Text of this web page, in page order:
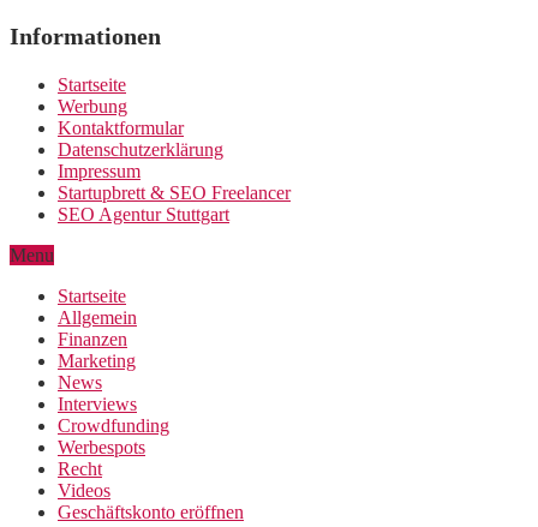
Informationen
Startseite
Werbung
Kontaktformular
Datenschutzerklärung
Impressum
Startupbrett & SEO Freelancer
SEO Agentur Stuttgart
Menu
Startseite
Allgemein
Finanzen
Marketing
News
Interviews
Crowdfunding
Werbespots
Recht
Videos
Geschäftskonto eröffnen